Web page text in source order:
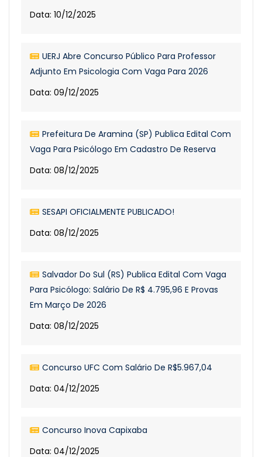
Data: 10/12/2025
UERJ Abre Concurso Público Para Professor
Adjunto Em Psicologia Com Vaga Para 2026
Data: 09/12/2025
Prefeitura De Aramina (SP) Publica Edital Com
Vaga Para Psicólogo Em Cadastro De Reserva
Data: 08/12/2025
SESAPI OFICIALMENTE PUBLICADO!
Data: 08/12/2025
Salvador Do Sul (RS) Publica Edital Com Vaga
Para Psicólogo: Salário De R$ 4.795,96 E Provas
Em Março De 2026
Data: 08/12/2025
Concurso UFC Com Salário De R$5.967,04
Data: 04/12/2025
Concurso Inova Capixaba
Data: 04/12/2025